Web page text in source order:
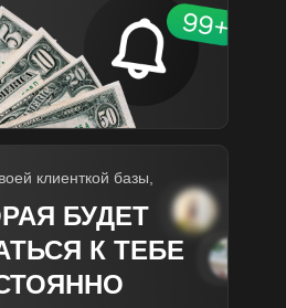
БУДЕТ
К ТЕБЕ
клиенткой базы,